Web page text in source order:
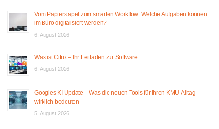
Vom Papierstapel zum smarten Workflow: Welche Aufgaben können
im Büro digitalisiert werden?
6. August 2026
Was ist Citrix – Ihr Leitfaden zur Software
6. August 2026
Googles KI-Update – Was die neuen Tools für Ihren KMU-Alltag
wirklich bedeuten
5. August 2026